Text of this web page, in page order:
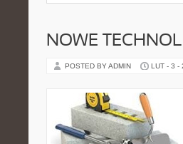
NOWE
POSTED BY ADMIN LUT - 3 -